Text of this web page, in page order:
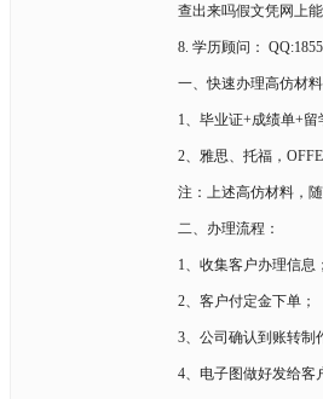
查出来吗假文凭网上
8. 学历顾问：
一、快速办理高仿材料
1、毕业证+成绩单+
2、雅思、托福，
注：上述高仿材料，
二、办理流程：
1、收集客户办理信息；
2、客户付定金下单；
3、公司确认到账转制
4、电子图做好发给客